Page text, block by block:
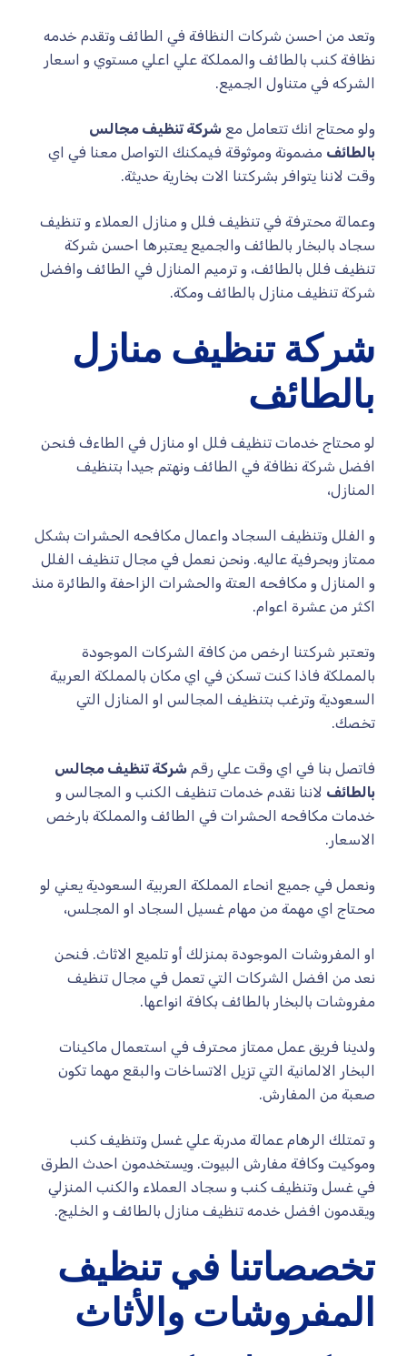
وتعد من احسن شركات النظافة في الطائف وتقدم خدمه
نظافة كنب بالطائف والمملكة علي اعلي مستوي و اسعار
الشركه في متناول الجميع.
ولو محتاج انك تتعامل مع شركة تنظيف مجالس
بالطائف مضمونة وموثوقة فيمكنك التواصل معنا في اي
وقت لاننا يتوافر بشركتنا الات بخارية حديثة.
وعمالة محترفة في تنظيف فلل و منازل العملاء و تنظيف
سجاد بالبخار بالطائف والجميع يعتبرها احسن شركة
تنظيف فلل بالطائف، و ترميم المنازل في الطائف وافضل
شركة تنظيف منازل بالطائف ومكة.
شركة تنظيف منازل
بالطائف
لو محتاج خدمات تنظيف فلل او منازل في الطاءف فنحن
افضل شركة نظافة في الطائف ونهتم جيدا بتنظيف
المنازل،
و الفلل وتنظيف السجاد واعمال مكافحه الحشرات بشكل
ممتاز وبحرفية عاليه. ونحن نعمل في مجال تنظيف الفلل
و المنازل و مكافحه العتة والحشرات الزاحفة والطائرة منذ
اكثر من عشرة اعوام.
وتعتبر شركتنا ارخص من كافة الشركات الموجودة
بالمملكة فاذا كنت تسكن في اي مكان بالمملكة العربية
السعودية وترغب بتنظيف المجالس او المنازل التي
تخصك.
فاتصل بنا في اي وقت علي رقم شركة تنظيف مجالس
بالطائف لاننا نقدم خدمات تنظيف الكنب و المجالس و
خدمات مكافحه الحشرات في الطائف والمملكة بارخص
الاسعار.
ونعمل في جميع انحاء المملكة العربية السعودية يعني لو
محتاج اي مهمة من مهام غسيل السجاد او المجلس،
او المفروشات الموجودة بمنزلك أو تلميع الاثاث. فنحن
نعد من افضل الشركات التي تعمل في مجال تنظيف
مفروشات بالبخار بالطائف بكافة انواعها.
ولدينا فريق عمل ممتاز محترف في استعمال ماكينات
البخار الالمانية التي تزيل الاتساخات والبقع مهما تكون
صعبة من المفارش.
و تمتلك الرهام عمالة مدربة علي غسل وتنظيف كنب
وموكيت وكافة مفارش البيوت. ويستخدمون احدث الطرق
في غسل وتنظيف كنب و سجاد العملاء والكنب المنزلي
ويقدمون افضل خدمه تنظيف منازل بالطائف و الخليج.
تخصصاتنا في تنظيف
المفروشات والأثاث